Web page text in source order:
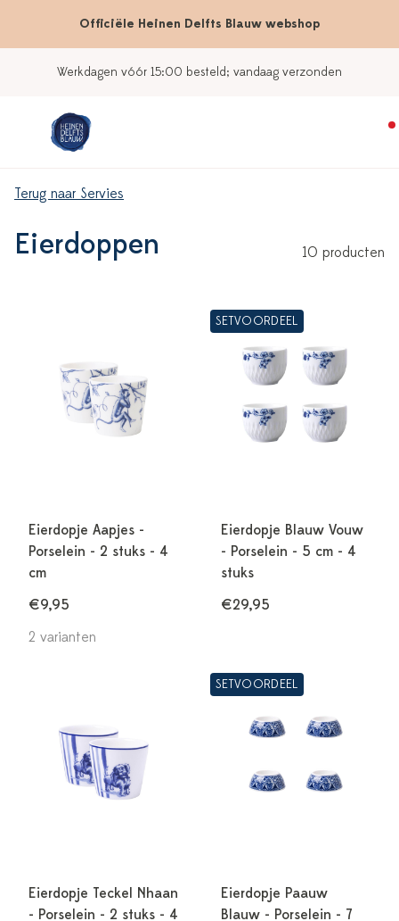
Officiële Heinen Delfts Blauw webshop
Werkdagen vóór 15:00 besteld; vandaag verzonden
Terug naar Servies
Eierdoppen 10 producten
Eierdopje Aapjes -
Porselein - 2 stuks - 4
cm
€9,95
2 varianten
SETVOORDEEL
Eierdopje Blauw Vouw
- Porselein - 5 cm - 4
stuks
€29,95
Eierdopje Teckel Nhaan
- Porselein - 2 stuks - 4
SETVOORDEEL
Eierdopje Paauw
Blauw - Porselein - 7